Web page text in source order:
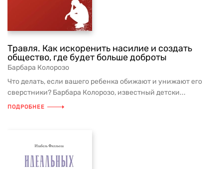
Травля. Как искоренить насилие и создать
общество, где будет больше доброты
Барбара Колорозо
Что делать, если вашего ребенка обижают и унижают его
сверстники? Барбара Колорозо, известный детски...
ПОДРОБНЕЕ